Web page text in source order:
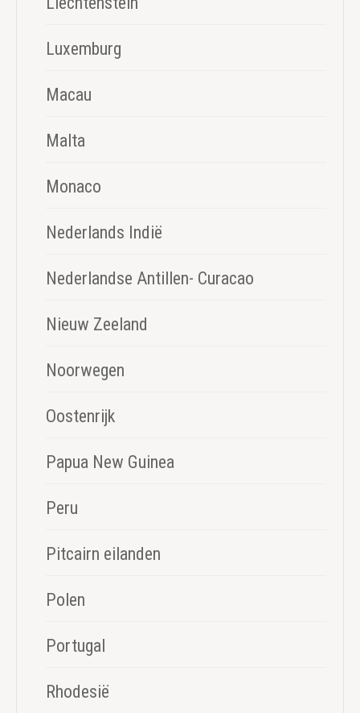
Luxemburg
Macau
Malta
Monaco
Nederlands Indië
Nederlandse Antillen- Curacao
Nieuw Zeeland
Noorwegen
Oostenrijk
Papua New Guinea
Peru
Pitcairn eilanden
Polen
Portugal
Rhodesië